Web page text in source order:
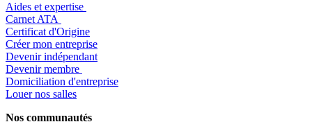
Aides et expertise
​Carnet ATA
Certificat d'Origine
Créer mon entreprise
Devenir indépendant
Devenir membre
​Domiciliation d'entreprise
Louer nos salles
Nos communautés